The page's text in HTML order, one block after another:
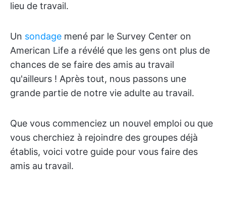
lieu de travail.
Un sondage mené par le Survey Center on
American Life a révélé que les gens ont plus de
chances de se faire des amis au travail
qu'ailleurs ! Après tout, nous passons une
grande partie de notre vie adulte au travail.
Que vous commenciez un nouvel emploi ou que
vous cherchiez à rejoindre des groupes déjà
établis, voici votre guide pour vous faire des
amis au travail.